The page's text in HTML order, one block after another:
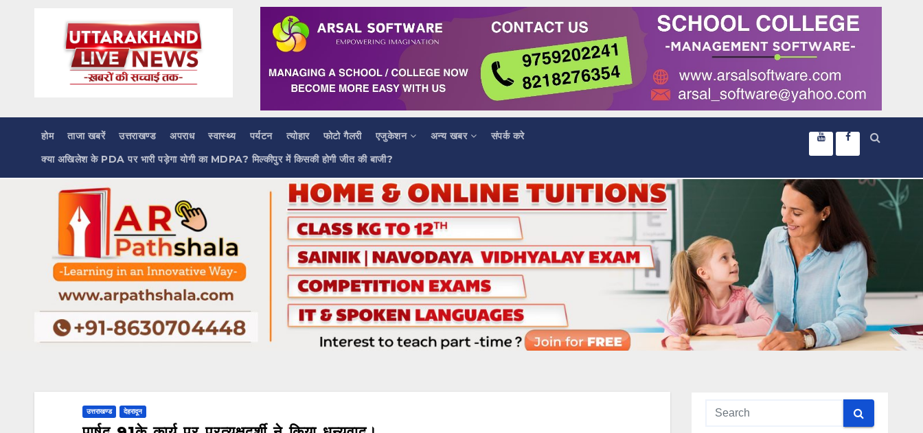
होम ताजा खबरें उत्तराखण्ड अपराध स्वास्थ्य पर्यटन त्योहार फोटो गैलरी एजुकेशन अन्य खबर
संपर्क करे
क्या अखिलेश के PDA पर भारी पड़ेगा योगी का MDPA? मिल्कीपुर में किसकी होगी जीत की बाजी?
उत्तराखण्ड देहरादून